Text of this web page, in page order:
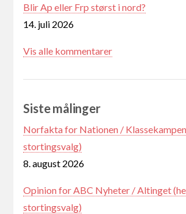
Blir Ap eller Frp størst i nord?
14. juli 2026
Vis alle kommentarer
Siste målinger
Norfakta for Nationen / Klassekampen
stortingsvalg)
8. august 2026
Opinion for ABC Nyheter / Altinget
stortingsvalg)